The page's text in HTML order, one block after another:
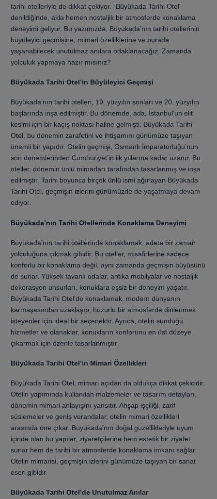
tarihi otelleriyle de dikkat çekiyor. “Büyükada Tarihi Otel”
denildiğinde, akla hemen nostaljik bir atmosferde konaklama
deneyimi geliyor. Bu yazımızda, Büyükada’nın tarihi otellerinin
büyüleyici geçmişine, mimari özelliklerine ve burada
yaşanabilecek unutulmaz anılara odaklanacağız. Zamanda
yolculuk yapmaya hazır mısınız?
Büyükada Tarihi Otel’in Büyüleyici Geçmişi
Büyükada’nın tarihi otelleri, 19. yüzyılın sonları ve 20. yüzyılın
başlarında inşa edilmiştir. Bu dönemde, ada, İstanbul’un elit
kesimi için bir kaçış noktası haline gelmişti. Büyükada Tarihi
Otel, bu dönemin zarafetini ve ihtişamını günümüze taşıyan
önemli bir yapıdır. Otelin geçmişi, Osmanlı İmparatorluğu’nun
son dönemlerinden Cumhuriyet’in ilk yıllarına kadar uzanır. Bu
oteller, dönemin ünlü mimarları tarafından tasarlanmış ve inşa
edilmiştir. Tarihi boyunca birçok ünlü ismi ağırlayan Büyükada
Tarihi Otel, geçmişin izlerini günümüzde de yaşatmaya devam
ediyor.
Büyükada’nın Tarihi Otellerinde Konaklama Deneyimi
Büyükada’nın tarihi otellerinde konaklamak, adeta bir zaman
yolculuğuna çıkmak gibidir. Bu oteller, misafirlerine sadece
konforlu bir konaklama değil, aynı zamanda geçmişin büyüsünü
de sunar. Yüksek tavanlı odalar, antika mobilyalar ve nostaljik
dekorasyon unsurları, konuklara eşsiz bir deneyim yaşatır.
Büyükada Tarihi Otel’de konaklamak, modern dünyanın
karmaşasından uzaklaşıp, huzurlu bir atmosferde dinlenmek
isteyenler için ideal bir seçenektir. Ayrıca, otelin sunduğu
hizmetler ve olanaklar, konukların konforunu en üst düzeye
çıkarmak için özenle tasarlanmıştır.
Büyükada Tarihi Otel’in Mimari Özellikleri
Büyükada Tarihi Otel, mimari açıdan da oldukça dikkat çekicidir.
Otelin yapımında kullanılan malzemeler ve tasarım detayları,
dönemin mimari anlayışını yansıtır. Ahşap işçiliği, zarif
süslemeler ve geniş verandalar, otelin mimari özellikleri
arasında öne çıkar. Büyükada’nın doğal güzellikleriyle uyum
içinde olan bu yapılar, ziyaretçilerine hem estetik bir ziyafet
sunar hem de tarihi bir atmosferde konaklama imkanı sağlar.
Otelin mimarisi, geçmişin izlerini günümüze taşıyan bir sanat
eseri gibidir.
Büyükada Tarihi Otel’de Unutulmaz Anılar